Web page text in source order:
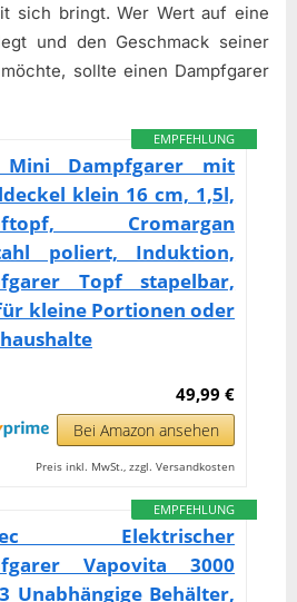
sich bringt. Wer Wert auf eine
und den Geschmack seiner
sollte einen Dampfgarer
EMPFEHLUNG
Mini Dampfgarer mit
klein 16 cm, 1,5l,
Cromargan
poliert, Induktion,
Topf stapelbar,
kleine Portionen oder
49,99 €
Bei Amazon ansehen
Preis inkl. MwSt., zzgl. Versandkosten
EMPFEHLUNG
Elektrischer
Vapovita 3000
Unabhängige Behälter,